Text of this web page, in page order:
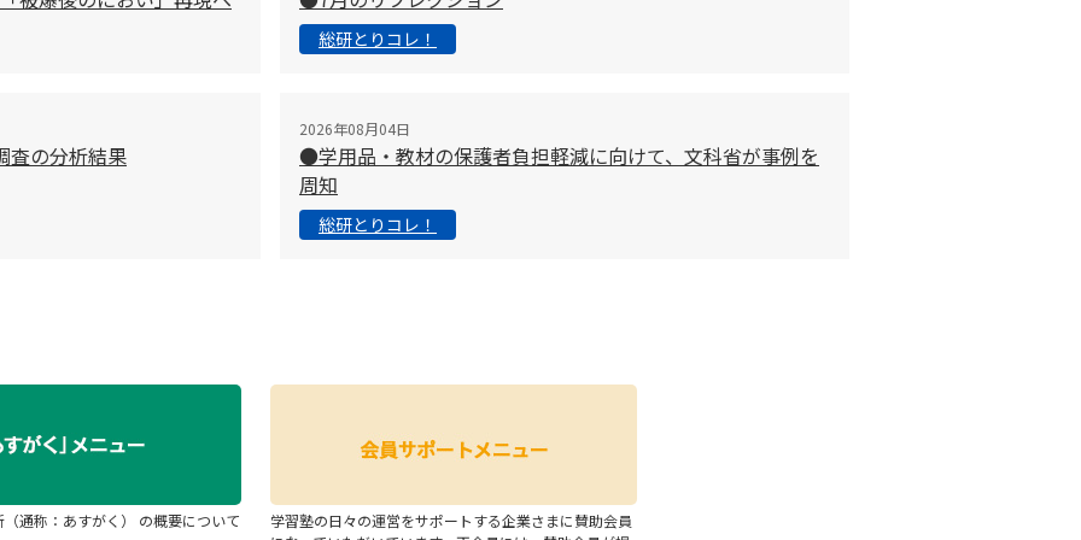
総研とりコレ！
査の分析結果
2026年08月04日
●学用品・教材の保護者負担軽減に向けて、文科省が事例を
周知
総研とりコレ！
通称：あすがく） の概要について
学習塾の日々の運営をサポートする企業さまに賛助会員